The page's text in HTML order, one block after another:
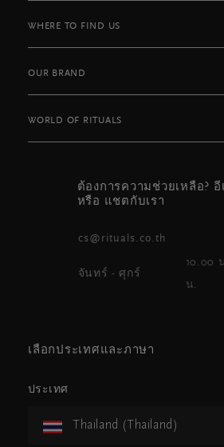
WHERE TO FIND US
OUR BRAND
WORLD OF RITUALS
ต้องการความช่วยเหลือ? อี
หรือ แชตกับเรา
cs@rituals.co.th
จันทร์ - ศุกร์
10.00
น.
เลือกประเทศและภาษา
ประเทศ
Thailand (Thailand)